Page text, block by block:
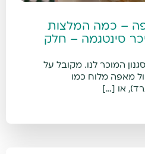
– כמה המלצות
סינטגמה – חלק
המוכר לנו. מקובל על
מאפה מלוח כמו
או […]